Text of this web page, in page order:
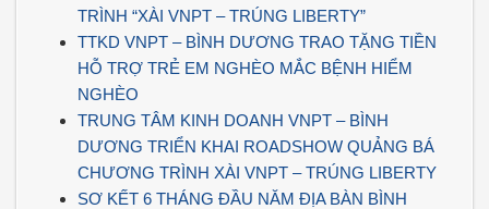
TRÌNH “XÀI VNPT – TRÚNG LIBERTY”
TTKD VNPT – BÌNH DƯƠNG TRAO TẶNG TIỀN
HỖ TRỢ TRẺ EM NGHÈO MẮC BỆNH HIỂM
NGHÈO
TRUNG TÂM KINH DOANH VNPT – BÌNH
DƯƠNG TRIỂN KHAI ROADSHOW QUẢNG BÁ
CHƯƠNG TRÌNH XÀI VNPT – TRÚNG LIBERTY
SƠ KẾT 6 THÁNG ĐẦU NĂM ĐỊA BÀN BÌNH